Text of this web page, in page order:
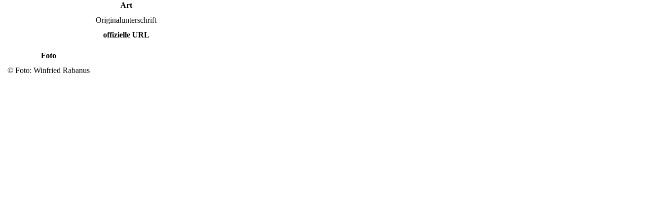
Art
Originalunterschrift
offizielle URL
Foto
© Foto: Winfried Rabanus